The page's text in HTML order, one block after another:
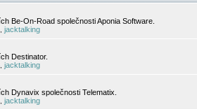
Be-On-Road společnosti Aponia Software.
jacktalking
Destinator.
jacktalking
Dynavix společnosti Telematix.
jacktalking